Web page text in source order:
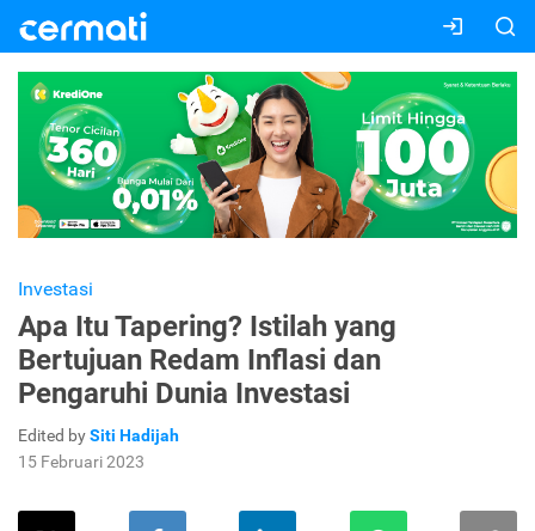
Investasi
Apa Itu Tapering? Istilah yang
Bertujuan Redam Inflasi dan
Pengaruhi Dunia Investasi
Edited bySiti Hadijah
15 Februari 2023